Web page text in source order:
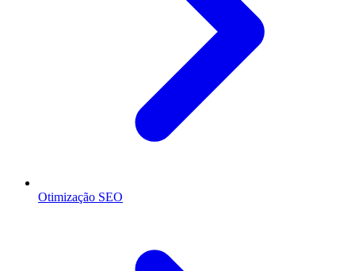
Otimização SEO